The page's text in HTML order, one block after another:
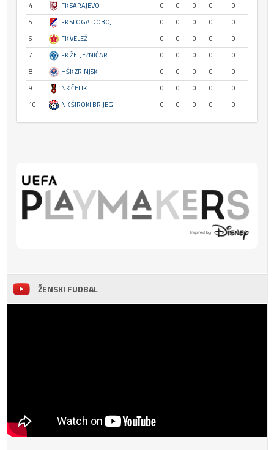
4
FK SARAJEVO 0 0 0 0
0
5
FK SLOGA DOBOJ 0 0 0 0
0
6
FK VELEŽ 0 0 0 0
0
7
FK ŽELJEZNIČAR 0 0 0 0
0
8
HŠK ZRINJSKI 0 0 0 0
0
9
NK ČELIK 0 0 0 0
0
10
NK ŠIROKI BRIJEG 0 0 0 0 0
ŽENSKI FUDBAL